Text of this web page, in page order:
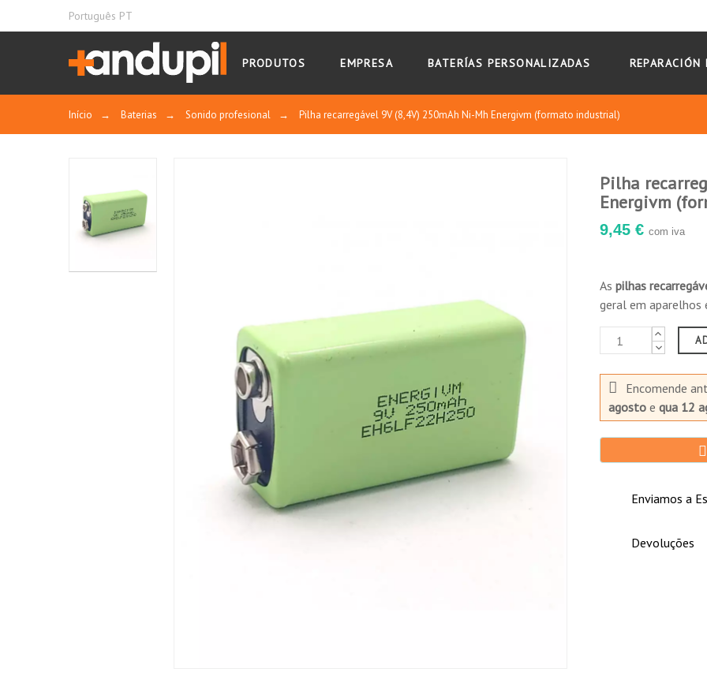
Português PT
PRODUTOS EMPRESA BATERÍAS PERSONALIZADAS
Início → Baterias → Sonido profesional → Pilha recarregável 9V (8,4V) 250mAh Ni-Mh Energivm (formato industrial)
Pilha
Energivm
9,45 € com iva
As pilhas
geral em aparelhos
Encomende
agostoe qua 12
Enviamos a
Devoluções